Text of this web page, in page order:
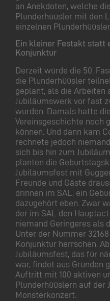
an Anekdoten, welche
Plunderhüüsler mit den
einzelnen
Ein kleiner Festakt statt
Konjunktur
Derzeit würde die 50.
die Plunderhüüsler
geplant, als die Arbeiten
Jubiläumswerk vor fast
wurden. Damals hatte
Vereinsgeschichte noch
können. Und dann kam
rechnete jedoch
sich bis hin zum
planten die
Jubiläumsfest mit
Freunde und Gäste
drinnen im SAL, ein
dazugehört eben. Zwar
der im SAL den
niemand Geringeres als
Unter der Nummer
Konjunktur herrschen.
Jubiläumsfest, das für
war, findet aus Gründen
Auftritt mit 100 aktiven
Plunderhüüslern auf der
Monsterkonzert.